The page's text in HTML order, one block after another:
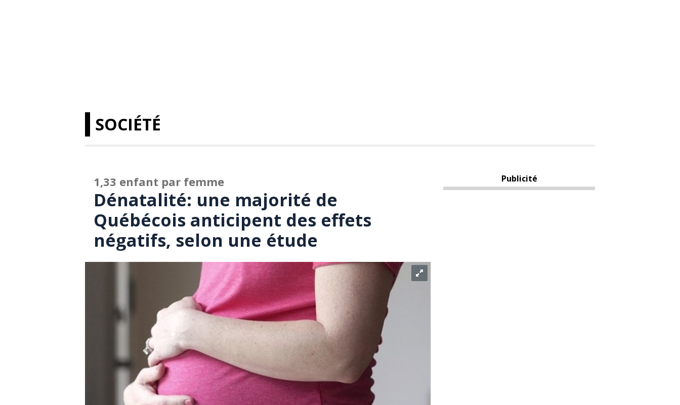
SOCIÉTÉ
1,33 enfant par femme
Dénatalité: une majorité de
Québécois anticipent des effets
négatifs, selon une étude
Publicité